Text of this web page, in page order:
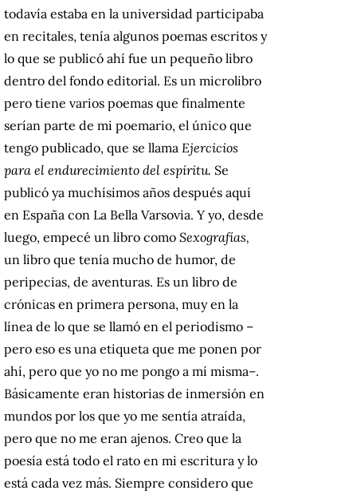
todavía estaba en la universidad participaba
en recitales, tenía algunos poemas escritos y
lo que se publicó ahí fue un pequeño libro
dentro del fondo editorial. Es un microlibro
pero tiene varios poemas que finalmente
serían parte de mi poemario, el único que
tengo publicado, que se llama Ejercicios
para el endurecimiento del espíritu. Se
publicó ya muchísimos años después aquí
en España con La Bella Varsovia. Y yo, desde
luego, empecé un libro como Sexografías,
un libro que tenía mucho de humor, de
peripecias, de aventuras. Es un libro de
crónicas en primera persona, muy en la
línea de lo que se llamó en el periodismo –
pero eso es una etiqueta que me ponen por
ahí, pero que yo no me pongo a mí misma–.
Básicamente eran historias de inmersión en
mundos por los que yo me sentía atraída,
pero que no me eran ajenos. Creo que la
poesía está todo el rato en mi escritura y lo
está cada vez más. Siempre considero que